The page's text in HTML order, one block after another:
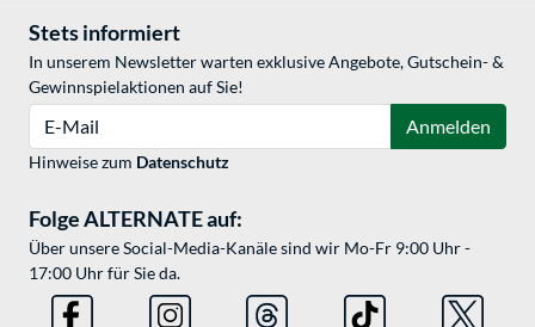
Stets informiert
In unserem Newsletter warten exklusive Angebote, Gutschein- &
Gewinnspielaktionen auf Sie!
Anmelden
Hinweise zum Datenschutz
Folge ALTERNATE auf:
Über unsere Social-Media-Kanäle sind wir Mo-Fr 9:00 Uhr -
17:00 Uhr für Sie da.